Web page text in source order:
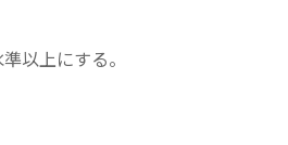
以上にする。